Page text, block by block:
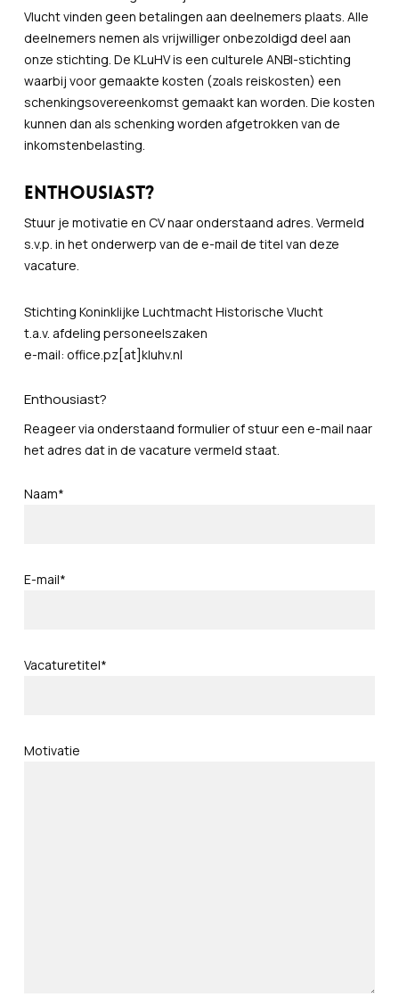
Vlucht vinden geen betalingen aan deelnemers plaats. Alle
deelnemers nemen als vrijwilliger onbezoldigd deel aan
onze stichting. De KLuHV is een culturele ANBI-stichting
waarbij voor gemaakte kosten (zoals reiskosten) een
schenkingsovereenkomst gemaakt kan worden. Die kosten
kunnen dan als schenking worden afgetrokken van de
inkomstenbelasting.
Enthousiast?
Stuur je motivatie en CV naar onderstaand adres. Vermeld
s.v.p. in het onderwerp van de e-mail de titel van deze
vacature.
Stichting Koninklijke Luchtmacht Historische Vlucht
t.a.v. afdeling personeelszaken
e-mail: office.pz[at]kluhv.nl
Enthousiast?
Reageer via onderstaand formulier of stuur een e-mail naar
het adres dat in de vacature vermeld staat.
Naam*
E-mail*
Vacaturetitel*
Motivatie